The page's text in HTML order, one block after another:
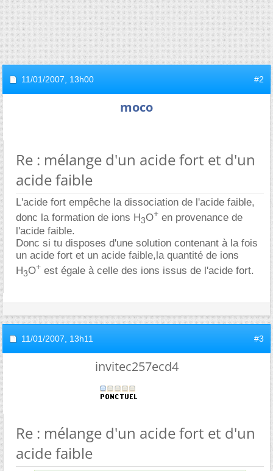
11/01/2007, 13h00 #2
moco
Re : mélange d'un acide fort et d'un
acide faible
L'acide fort empêche la dissociation de l'acide faible,
donc la formation de ions H3O+ en provenance de
l'acide faible.
Donc si tu disposes d'une solution contenant à la fois
un acide fort et un acide faible,la quantité de ions
H3O+ est égale à celle des ions issus de l'acide fort.
11/01/2007, 13h11 #3
invitec257ecd4
Re : mélange d'un acide fort et d'un
acide faible